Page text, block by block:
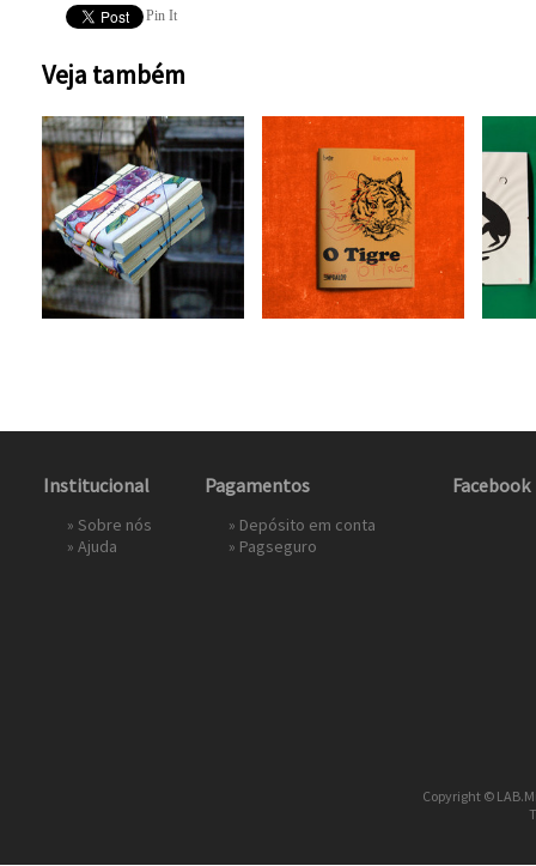
Pin It
Veja também
Institucional
» Sobre nós
» Ajuda
Pagamentos
» Depósito em conta
» Pagseguro
Facebook
Copyright ©